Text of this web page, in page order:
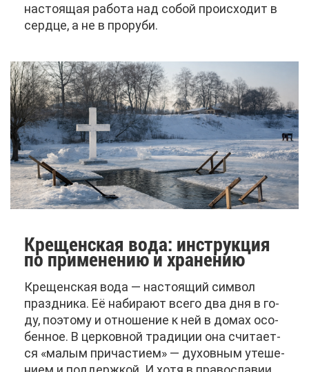
на­сто­я­щая ра­бо­та над со­бой про­ис­хо­дит в
серд­це, а не в про­ру­би.
Кре­щен­ская во­да: ин­струк­ция
по при­ме­не­нию и хра­не­нию
Кре­щен­ская во­да — на­сто­я­щий сим­вол
празд­ни­ка. Её на­би­ра­ют все­го два дня в го­
ду, по­это­му и от­но­ше­ние к ней в до­мах осо­
бен­ное. В цер­ков­ной тра­ди­ции она счи­та­ет­
ся «ма­лым при­ча­сти­ем» — ду­хов­ным уте­ше­